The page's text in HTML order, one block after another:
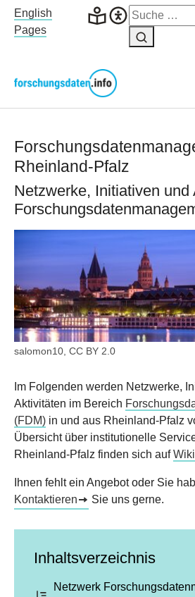
Skip to main navigation
Skip to main content
Skip to page footer
English
Pages
Rheinland-Pfalz
Netzwerke, Initiativen und
salomon10, CC BY 2.0
Im Folgenden werden Netzwerke,
Aktivitäten im Bereich
(FDM) in und aus Rheinland-Pfalz
Übersicht über institutionelle
Rheinland-Pfalz finden sich auf
Ihnen fehlt ein Angebot oder Sie
Kontaktieren
Sie uns gerne.
Inhaltsverzeichnis
Netzwerk